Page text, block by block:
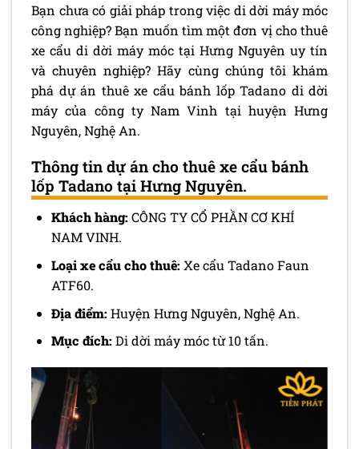
Bạn chưa có giải pháp trong việc di dời máy móc
công nghiệp? Bạn muốn tìm một đơn vị cho thuê
xe cẩu di dời máy móc tại Hưng Nguyên uy tín
và chuyên nghiệp? Hãy cùng chúng tôi khám
phá dự án thuê xe cẩu bánh lốp Tadano di dời
máy của công ty Nam Vinh tại huyện Hưng
Nguyên, Nghệ An.
Thông tin dự án cho thuê xe cẩu bánh
lốp Tadano tại Hưng Nguyên.
Khách hàng: CÔNG TY CỔ PHẦN CƠ KHÍ
NAM VINH.
Loại xe cẩu cho thuê: Xe cẩu Tadano Faun
ATF60.
Địa điểm: Huyện Hưng Nguyên, Nghệ An.
Mục đích: Di dời máy móc từ 10 tấn.